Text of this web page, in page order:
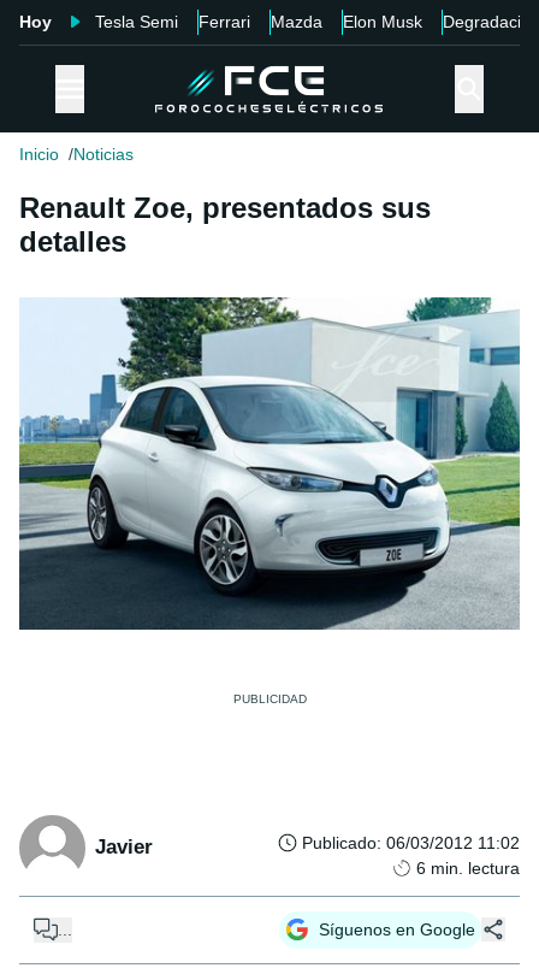
Hoy Tesla Semi Ferrari Mazda Elon Musk Degradación
Inicio Noticias
Renault Zoe, presentados sus
detalles
Javier Publicado: 06/03/2012 11:02
6 min. lectura
Síguenos en Google